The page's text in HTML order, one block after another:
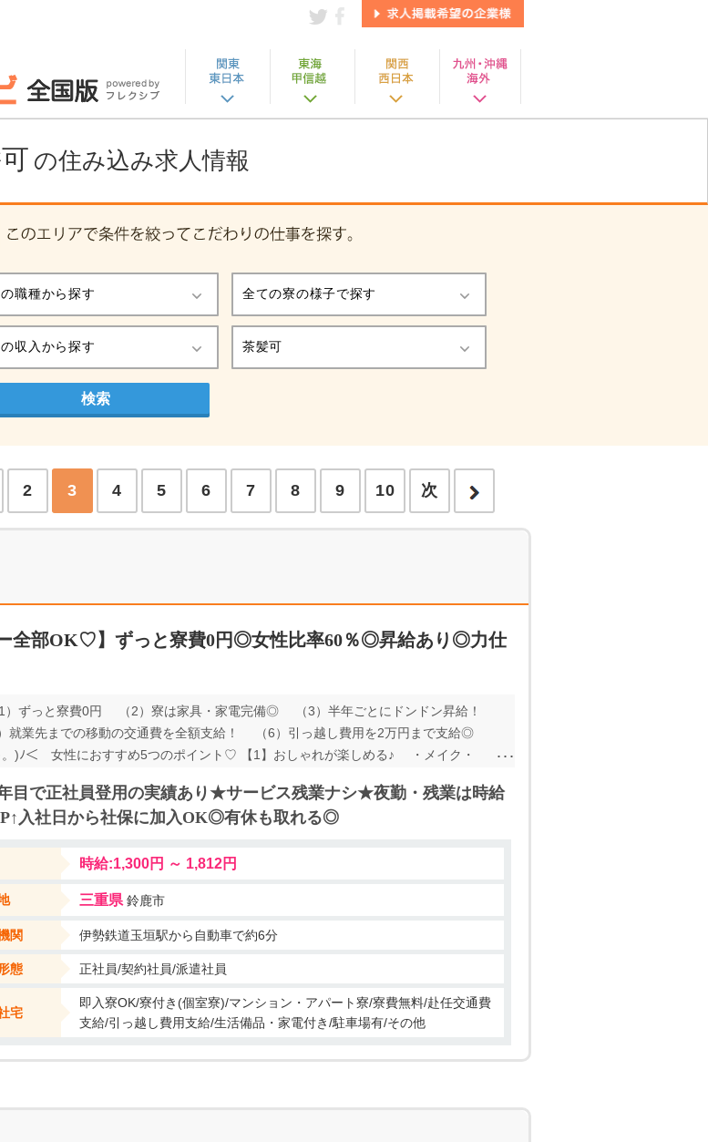
の住み込み求人情報
2 3 4 5 6 7 8 9 10 次
ー全部OK♡】ずっと寮費0円◎女性比率60％◎昇給あり◎力仕
と寮費0円 （2）寮は家具・家電完備◎ （3）半年ごとにドンドン昇給！
業先までの移動の交通費を全額支給！ （6）引っ越し費用を2万円まで支給◎
におすすめ5つのポイント♡ 【1】おしゃれが楽しめる♪ ・メイク・
♪ 【2】作業服で通勤もアリ！ ・毎日着る服を選ばなくてイイ◎ ・作業服で通
っと0円★ ・ワンルームのアパートです！ ・テレビや冷蔵庫などの家電は無料
♪ 【4】女性比率60％ ・かる～い部品だから女性多め◎ ・でも女性が多すぎ
社員になった先輩も◎ ・未経験から正社員になれる♪ (σ・∀・)σ＜ お気軽に
目で正社員登用の実績あり★サービス残業ナシ★夜勤・残業は時給
入社日から社保に加入OK◎有休も取れる◎
時給:1,300円 ～ 1,812円
三重県鈴鹿市
関 伊勢鉄道玉垣駅から自動車で約6分
態 正社員/契約社員/派遣社員
宅
即入寮OK/寮付き(個室寮)/マンション・アパート寮/寮費無料/赴任交通費
支給/引っ越し費用支給/生活備品・家電付き/駐車場有/その他